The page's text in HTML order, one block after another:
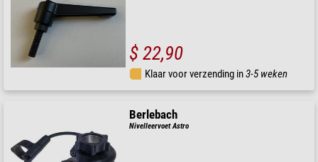
$ 22,90
Klaar voor verzending in3-5 weken
Berlebach
Nivelleervoet Astro